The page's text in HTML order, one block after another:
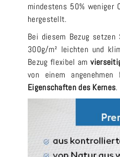
mindestens 50% weniger
hergestellt.
Bei diesem Bezug setzen
300g/m² leichten und
Bezug flexibel am
von einem angenehmen
Eigenschaften des Kernes.